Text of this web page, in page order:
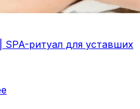
SPA-ритуал для уставших